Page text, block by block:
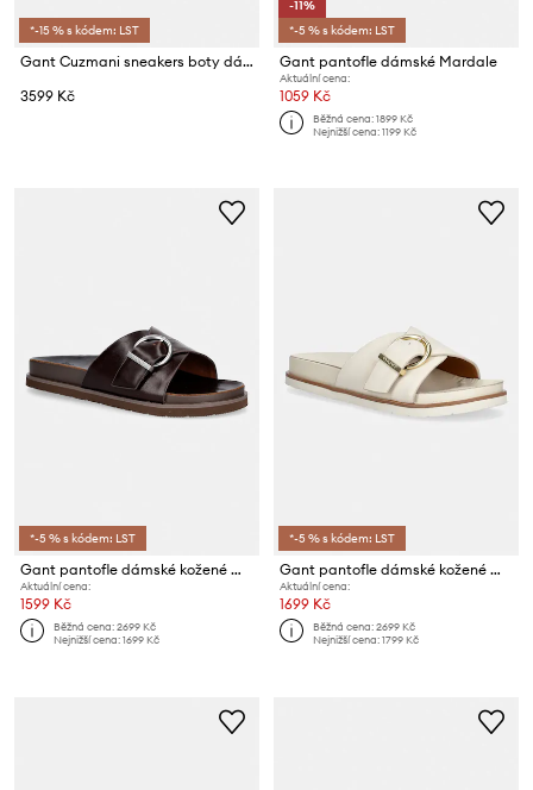
*-15 % s kódem: LST
Gant Cuzmani sneakers boty dámské
3599 Kč
-11%
*-5 % s kódem: LST
Gant pantofle dámské Mardale
Aktuální cena:
1059 Kč
Běžná cena:1899 Kč
Nejnižší cena:1199 Kč
*-5 % s kódem: LST
Gant pantofle dámské kožené Mardale
Aktuální cena:
1599 Kč
Běžná cena:2699 Kč
Nejnižší cena:1699 Kč
*-5 % s kódem: LST
Gant pantofle dámské kožené Mardale
Aktuální cena:
1699 Kč
Běžná cena:2699 Kč
Nejnižší cena:1799 Kč